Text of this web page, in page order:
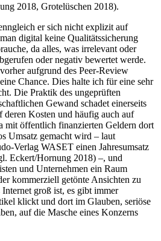
2018, Grotelüschen 2018).
er sich nicht explizit auf
digital keine Qualitätssicherung
da alles, was irrelevant oder
oder negativ bewertet werde.
aufgrund des Peer-Review
Chance. Dies halte ich für eine sehr
Die Praktik des ungeprüften
Gewand schadet einerseits
deren Kosten und häufig auch auf
mit öffentlich fi­nanzierten Geldern dort
Umsatz gemacht wird – laut
Verlag WASET einen Jahresumsatz
Eckert/Hornung 2018) –, und
und Unternehmen ein Raum
kommerziell getönte Ansichten zu
groß ist, es gibt im­mer
klickt und dort im Glauben, seriöse
auf die Masche eines Konzerns